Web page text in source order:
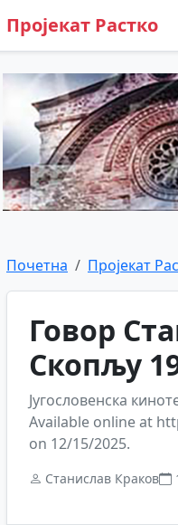
Пројекат Растко
Почетна Пројекат
Говор
Скопљу
Југословенска
Available online at
on 12/15/2025.
Станислав Краков